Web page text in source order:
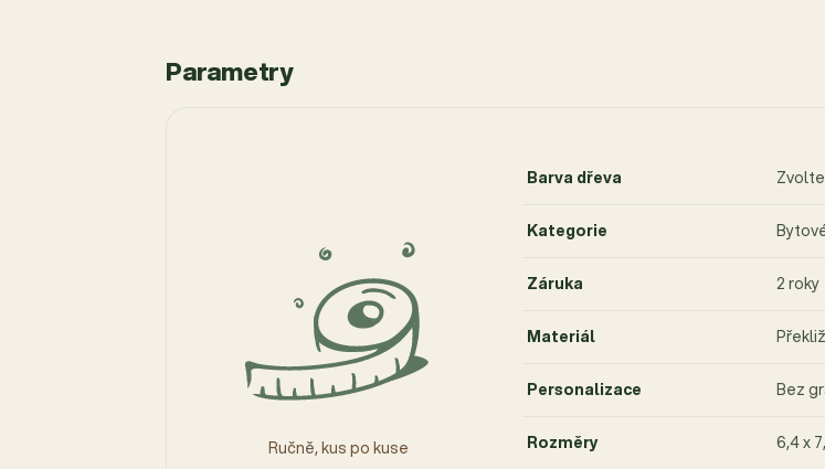
Parametry
Ručně, kus po kuse
Barva dřeva
Kategorie
Záruka 2 roky
Materiál
Personalizace Bez
Rozměry 6,4 x